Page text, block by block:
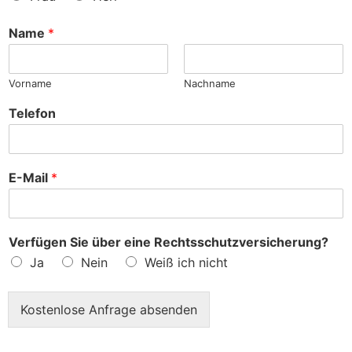
c
e
Name *
Vorname Nachname
Telefon
E-Mail *
Verfügen Sie über eine Rechtsschutzversicherung?
Ja
Nein Weiß ich nicht
Kostenlose Anfrage absenden